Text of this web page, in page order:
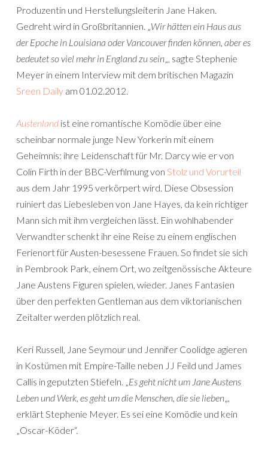
Produzentin und Herstellungsleiterin Jane Haken.
Gedreht wird in Großbritannien. „Wir hätten ein Haus aus
der Epoche in Louisiana oder Vancouver finden können, aber es
bedeutet so viel mehr in England zu sein„, sagte Stephenie
Meyer in einem Interview mit dem britischen Magazin
Sreen Daily am 01.02.2012.
Austenland ist eine romantische Komödie über eine
scheinbar normale junge New Yorkerin mit einem
Geheimnis: ihre Leidenschaft für Mr. Darcy wie er von
Colin Firth in der BBC-Verfilmung von Stolz und Vorurteil
aus dem Jahr 1995 verkörpert wird. Diese Obsession
ruiniert das Liebesleben von Jane Hayes, da kein richtiger
Mann sich mit ihm vergleichen lässt. Ein wohlhabender
Verwandter schenkt ihr eine Reise zu einem englischen
Ferienort für Austen-besessene Frauen. So findet sie sich
in Pembrook Park, einem Ort, wo zeitgenössische Akteure
Jane Austens Figuren spielen, wieder. Janes Fantasien
über den perfekten Gentleman aus dem viktorianischen
Zeitalter werden plötzlich real.
Keri Russell, Jane Seymour und Jennifer Coolidge agieren
in Kostümen mit Empire-Taille neben JJ Feild und James
Callis in geputzten Stiefeln. „Es geht nicht um Jane Austens
Leben und Werk, es geht um die Menschen, die sie lieben„,
erklärt Stephenie Meyer. Es sei eine Komödie und kein
„Oscar-Köder“.